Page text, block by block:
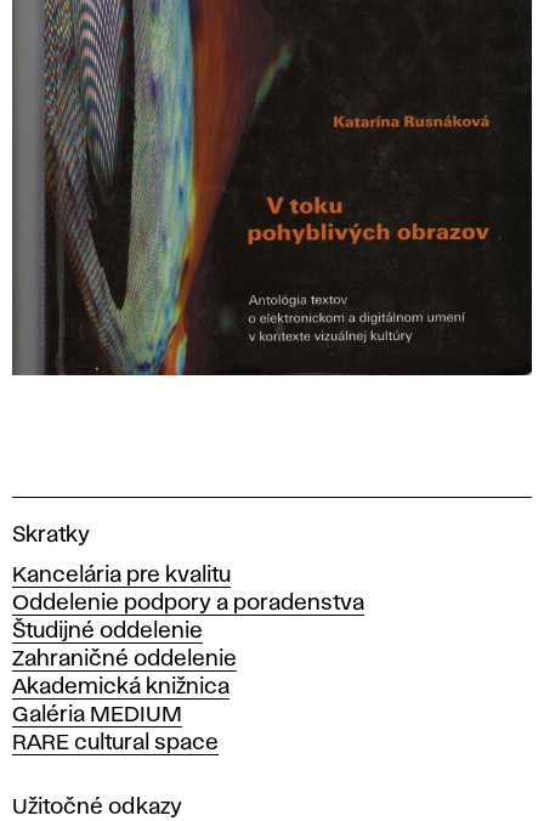
V
s
o
k
á
š
k
o
a
Skratky
Kancelária pre kvalitu
Oddelenie podpory a poradenstva
Študijné oddelenie
Zahraničné oddelenie
Akademická knižnica
Galéria MEDIUM
RARE cultural space
Užitočné odkazy